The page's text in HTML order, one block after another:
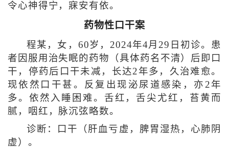
令心神得宁，寐安有依。
药物性口干案
程某，女，60岁，2024年4月29日初诊。患
者因服用治失眠的药物（具体药名不清）后即口
干，停药后口干未减，长达2年多，久治难愈。
现依然口干甚。反复出现泌尿道感染，亦2年
多。依然入睡困难。舌红，舌尖尤红，苔黄而
腻，咽红，脉沉弦略数。
诊断：口干（肝血亏虚，脾胃湿热，心肺阴
虚）。